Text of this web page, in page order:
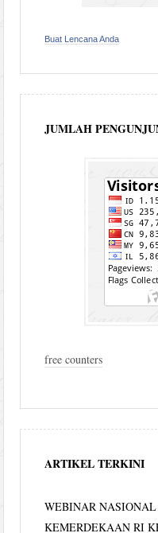
Buat Lencana Anda
JUMLAH
free counters
ARTIKEL TERKINI
WEBINAR
KEMERDEKAAN RI